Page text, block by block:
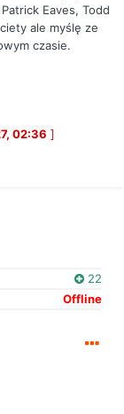
Eaves, Todd
ale myślę ze
czasie.
02:36 ]
22
Offline